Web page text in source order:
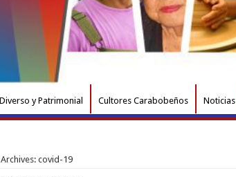
y Patrimonial Cultores Carabobeños Noticias
covid-19